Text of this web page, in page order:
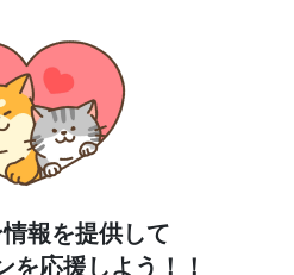
情報を提供して
を応援しよう！！